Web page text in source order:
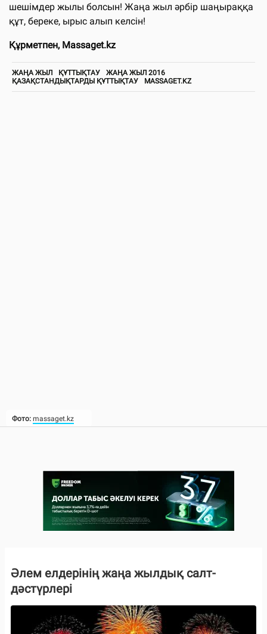
Фото: massaget.kz
шешімдер жылы болсын! Жаңа жыл әрбір шаңыраққа
құт, береке, ырыс алып келсін!
Құрметпен, Massaget.kz
ЖАҢА ЖЫЛ ҚҰТТЫҚТАУ
ЖАҢА ЖЫЛ 2016
ҚАЗАҚСТАНДЫҚТАРДЫ ҚҰТТЫҚТАУ
MASSAGET.KZ